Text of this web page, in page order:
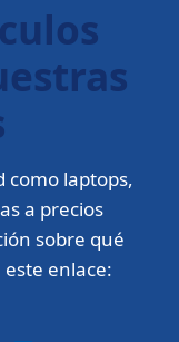
como laptops,
a precios
sobre qué
enlace: